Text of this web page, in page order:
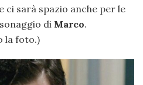
ci sarà spazio anche per le
di Marco.
la foto.)